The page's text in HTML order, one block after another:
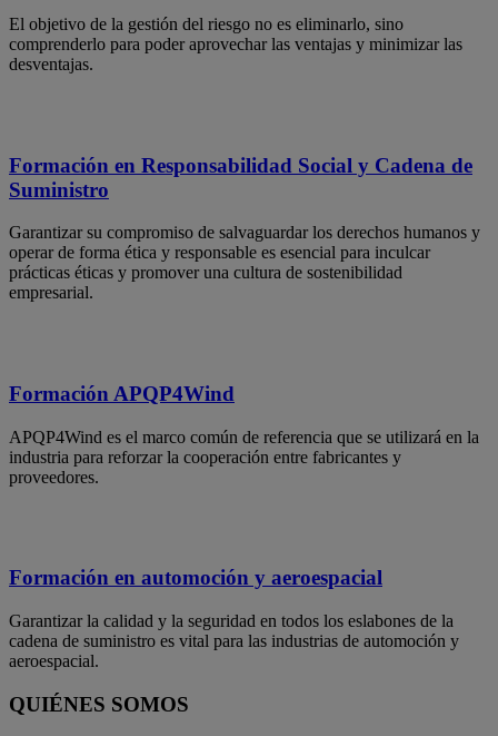
El objetivo de la gestión del riesgo no es eliminarlo, sino
comprenderlo para poder aprovechar las ventajas y minimizar las
desventajas.
Formación en Responsabilidad Social y Cadena de
Suministro
Garantizar su compromiso de salvaguardar los derechos humanos y
operar de forma ética y responsable es esencial para inculcar
prácticas éticas y promover una cultura de sostenibilidad
empresarial.
Formación APQP4Wind
APQP4Wind es el marco común de referencia que se utilizará en la
industria para reforzar la cooperación entre fabricantes y
proveedores.
Formación en automoción y aeroespacial
Garantizar la calidad y la seguridad en todos los eslabones de la
cadena de suministro es vital para las industrias de automoción y
aeroespacial.
QUIÉNES SOMOS